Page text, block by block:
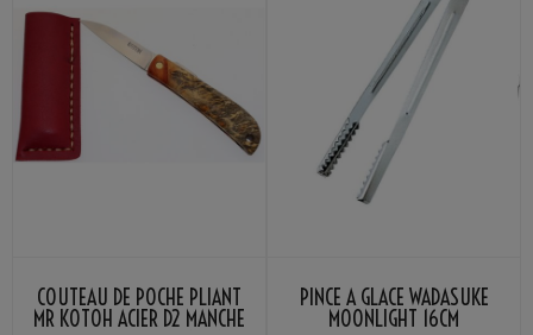
COUTEAU DE POCHE PLIANT
MR KOTOH ACIER D2 MANCHE
PINCE À GLACE WADASUKE
MOONLIGHT 16CM